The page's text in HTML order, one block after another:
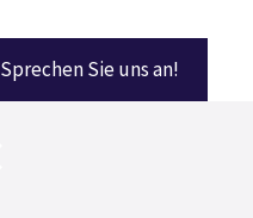
Sie uns an!